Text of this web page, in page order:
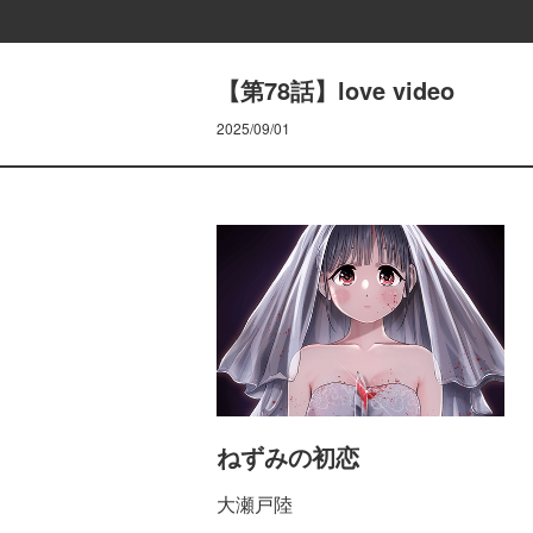
【第78話】love video
2025/09/01
ねずみの初恋
大瀬戸陸